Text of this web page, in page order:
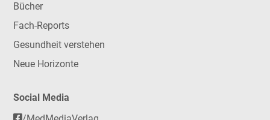
Bücher
Fach-Reports
Gesundheit verstehen
Neue Horizonte
Social Media